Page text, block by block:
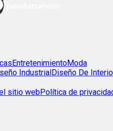
EntretenimientoModa
IndustrialDiseño De
sitio webPolítica de